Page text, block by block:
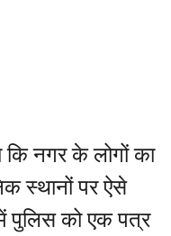
नगर के लोगों का
स्थानों पर ऐसे
पुलिस को एक पत्र